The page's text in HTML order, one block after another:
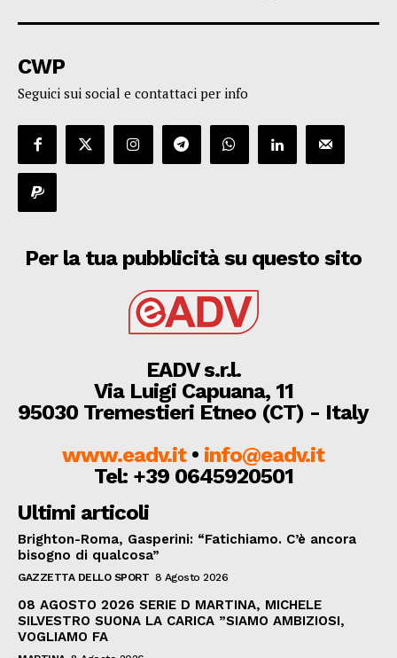
CWP
Seguici sui social e contattaci per info
Per la tua pubblicità su questo sito
EADV s.r.l.
Via Luigi Capuana, 11
95030 Tremestieri Etneo (CT) - Italy
www.eadv.it• info@eadv.it
Tel: +39 0645920501
Ultimi articoli
Brighton-Roma, Gasperini: “Fatichiamo. C’è ancora
bisogno di qualcosa”
GAZZETTA DELLO SPORT 8 Agosto 2026
08 AGOSTO 2026 SERIE D MARTINA, MICHELE
SILVESTRO SUONA LA CARICA ”SIAMO AMBIZIOSI,
VOGLIAMO FA